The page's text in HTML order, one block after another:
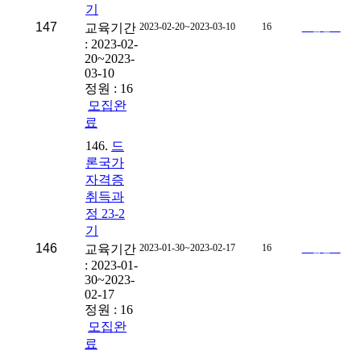
147
기
교육기간
: 2023-02-
20~2023-
03-10
정원 : 16
모집완
료
2023-02-20~2023-03-10 16
146
146. 드
론국가
자격증
취득과
정 23-2
기
교육기간
: 2023-01-
30~2023-
02-17
정원 : 16
모집완
료
2023-01-30~2023-02-17 16